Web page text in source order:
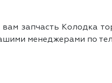
запчасть Колодка
менеджерами по